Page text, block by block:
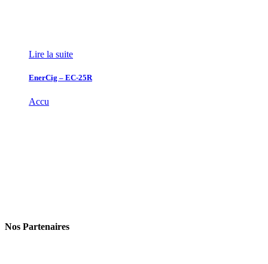
Lire la suite
EnerCig – EC-25R
Accu
Nos Partenaires